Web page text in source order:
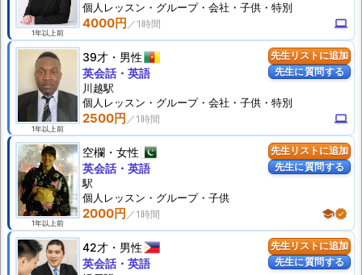
1年以上前
4000円 computer
個人 レッスン ・グループ・会社・子供・特別
先生リストに追加
先生に質問する
1年以上前
39才 男性
2500円 computer
英会話・英語
川越駅
個人 レッスン ・グループ・会社・子供・特別
先生リストに追加
先生に質問する
1年以上前
空欄 女性
2000円 schoolverified
英会話・英語
駅
個人 レッスン ・グループ・子供
先生リストに追加
先生に質問する
42才 男性
英会話・英語